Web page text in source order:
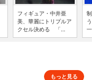
フィギュア・中井亜
美、華麗にトリプルア
クセル決める 「...
もっと見る